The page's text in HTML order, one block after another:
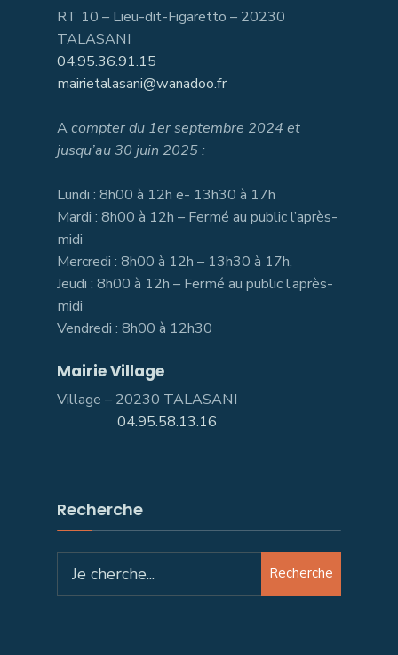
RT 10 – Lieu-dit-Figaretto – 20230
TALASANI
04.95.36.91.15
mairietalasani@wanadoo.fr
Acompter du 1er septembre 2024 et
jusqu’au 30 juin 2025 :
Lundi : 8h00 à 12h e- 13h30 à 17h
Mardi : 8h00 à 12h – Fermé au public l’après-
midi
Mercredi : 8h00 à 12h – 13h30 à 17h,
Jeudi : 8h00 à 12h – Fermé au public l’après-
midi
Vendredi : 8h00 à 12h30
Mairie Village
Village – 20230 TALASANI
04.95.58.13.16
Recherche
Recherche